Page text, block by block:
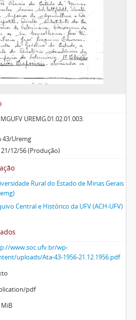
UREMG.01.02.01.003.
43/Uremg
21/12/56 (Produção)
Rural do Estado de Minas Gerais
Central e Histórico da UFV (ACH-UFV)
www.soc.ufv.br/wp-
uploads/Ata-43-1956-21.12.1956.pdf
pdf
MiB